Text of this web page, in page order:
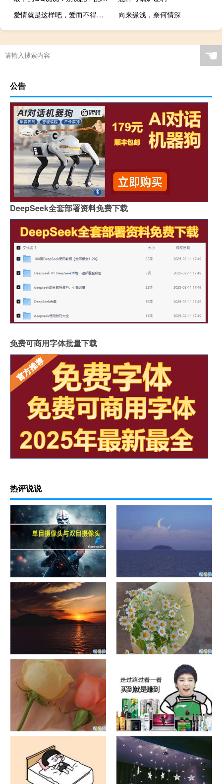
爱情就是这样吧，爱而不得，爱而不能
向来缘浅，奈何情深
☚
公告
DeepSeek全套部署资料免费下载
免费可商用字体批量下载
热评说说
单目摄像头与双目摄像头
晚安励志语录带图片 晚安心语
励志鸡汤
日出文案温柔句子 看日出的微
信说说配图
晒风景照的唯美说说配图 适合
发风景的朋友圈文案
官宣恋爱的说说配图 官宣句子
抖音摆地摊文案 摆地摊的搞笑
说说带图片